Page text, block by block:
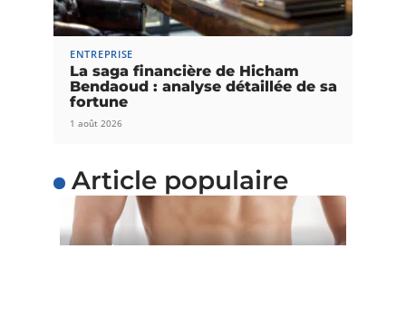
ENTREPRISE
La saga financière de Hicham
Bendaoud : analyse détaillée de sa
fortune
1 août 2026
Article populaire